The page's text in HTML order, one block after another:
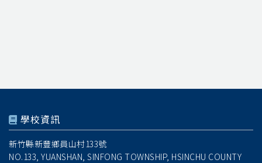
學校資訊
新竹縣新豐鄉員山村133號
NO.133, YUANSHAN, SINFONG TOWNSHIP, HSINCHU COUNTY